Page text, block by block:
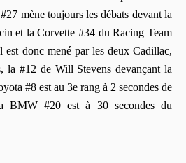
mène toujours les débats devant la
et la Corvette #34 du Racing Team
donc mené par les deux Cadillac,
la #12 de Will Stevens devançant la
#8 est au 3e rang à 2 secondes de
BMW #20 est à 30 secondes du